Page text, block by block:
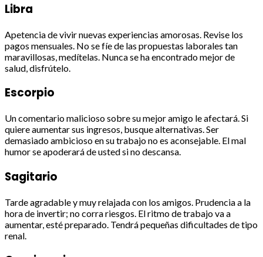
Libra
Apetencia de vivir nuevas experiencias amorosas. Revise los
pagos mensuales. No se fíe de las propuestas laborales tan
maravillosas, medítelas. Nunca se ha encontrado mejor de
salud, disfrútelo.
Escorpio
Un comentario malicioso sobre su mejor amigo le afectará. Si
quiere aumentar sus ingresos, busque alternativas. Ser
demasiado ambicioso en su trabajo no es aconsejable. El mal
humor se apoderará de usted si no descansa.
Sagitario
Tarde agradable y muy relajada con los amigos. Prudencia a la
hora de invertir; no corra riesgos. El ritmo de trabajo va a
aumentar, esté preparado. Tendrá pequeñas dificultades de tipo
renal.